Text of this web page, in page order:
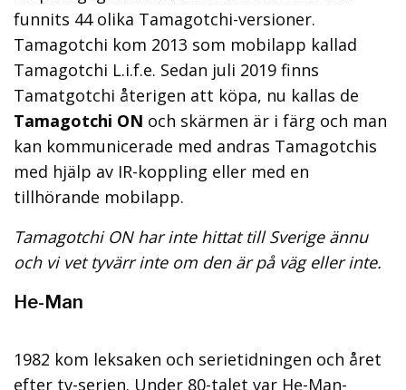
funnits 44 olika Tamagotchi-versioner.
Tamagotchi kom 2013 som mobilapp kallad
Tamagotchi L.i.f.e. Sedan juli 2019 finns
Tamatgotchi återigen att köpa, nu kallas de
Tamagotchi ON och skärmen är i färg och man
kan kommunicerade med andras Tamagotchis
med hjälp av IR-koppling eller med en
tillhörande mobilapp.
Tamagotchi ON har inte hittat till Sverige ännu
och vi vet tyvärr inte om den är på väg eller inte.
He-Man
1982 kom leksaken och serietidningen och året
efter tv-serien. Under 80-talet var He-Man-